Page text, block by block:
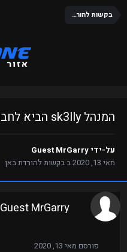
בקשות להורדת באן
המנהל sk3lly הביא לחבר שלי פי באן על "ציטים"
על-ידי Guest MrGarry
מאי 13, 2020
בבקשות להורדת באן
Guest MrGarry
פורסם מאי 13, 2020